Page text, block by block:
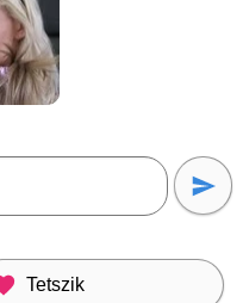
Tetszik